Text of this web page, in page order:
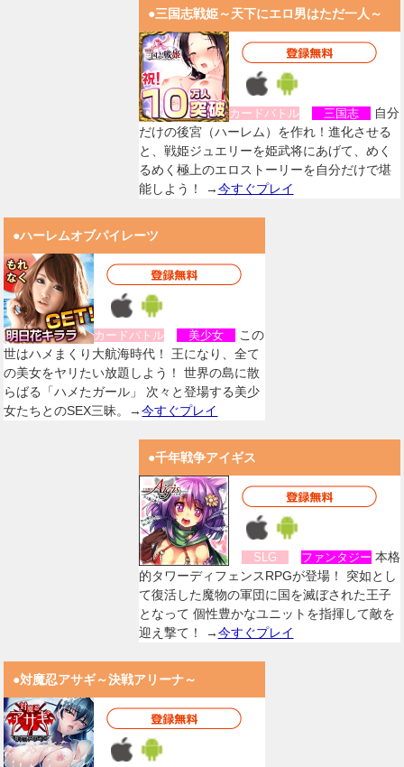
●三国志戦姫～天下にエロ男はただ一人～
カードバトル 三国志
自分
だけの後宮（ハーレム）を作れ！進化させる
と、戦姫ジュエリーを姫武将にあげて、めく
るめく極上のエロストーリーを自分だけで堪
能しよう！ →今すぐプレイ
●ハーレムオブパイレーツ
カードバトル 美少女
この
世はハメまくり大航海時代！ 王になり、全て
の美女をヤリたい放題しよう！ 世界の島に散
らばる「ハメたガール」 次々と登場する美少
女たちとのSEX三昧。→今すぐプレイ
●千年戦争アイギス
SLG ファンタジー 本格
的タワーディフェンスRPGが登場！ 突如とし
て復活した魔物の軍団に国を滅ぼされた王子
となって 個性豊かなユニットを指揮して敵を
迎え撃て！ →今すぐプレイ
●対魔忍アサギ～決戦アリーナ～